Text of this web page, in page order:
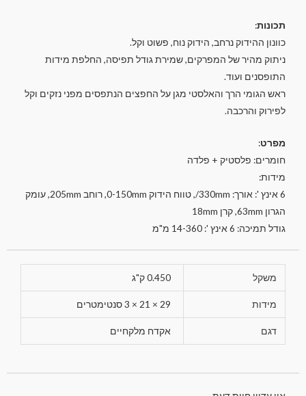
תכונות:
כוונון ההידוק נרחב, הידוק נוח, פשוט וקל.
ניתוק מהיר של המפרקים, שמירת גודל תפיסה, החלפת מידות
התופסנים ועוד.
ראש הגומי הרך והאלסטי מגן על החפצים הנתפסים מפני נזקים וקל
לפירוק והרכבה.
מפרט:
חומרים: פלסטיק + פלדה
מידות:
6 אינץ ': אורך: 330mm/, טווח הידוק 0-150mm, רוחב 205mm, עומק
הגרון 63mm, קרן 18mm
גודל תמיכה: 6 אינץ ': 14-360 מ"מ
משקל 0.450 ק"ג
מידות 29 × 21 × 3 סנטימטרים
דגם אקדח מלקחיים